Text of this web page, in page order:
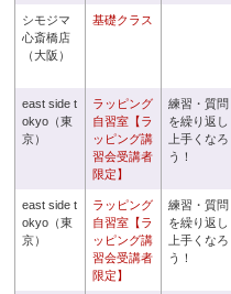
シモジマ
心斎橋店
（大阪）
基礎クラス
east side t
okyo（東
京）
ラッピング
自習室【ラ
ッピング講
習会受講者
限定】
練習・質問
を繰り返し
上手くなろ
う！
east side t
okyo（東
京）
ラッピング
自習室【ラ
ッピング講
習会受講者
限定】
練習・質問
を繰り返し
上手くなろ
う！